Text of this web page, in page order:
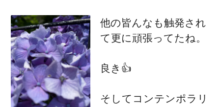
他の皆んなも触発され
て更に頑張ってたね。
良き👍
そしてコンテンポラリ